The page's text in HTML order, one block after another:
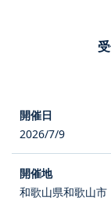
2026/7/9
和歌山県和歌山市